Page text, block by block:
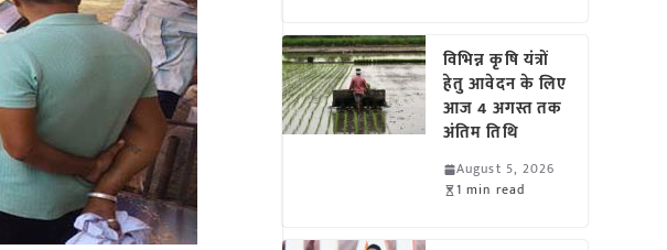
विभिन्न कृषि यंत्रों
हेतु आवेदन के लिए
आज 4 अगस्त तक
अंतिम तिथि
August 5, 2026
1 min read